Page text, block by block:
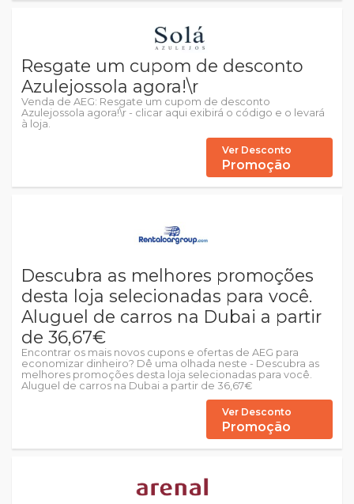
Resgate um cupom de desconto
Azulejossola agora!\r
Venda de AEG: Resgate um cupom de desconto
Azulejossola agora!\r - clicar aqui exibirá o código e o levará
à loja.
Ver Desconto
Promoção
Descubra as melhores promoções
desta loja selecionadas para você.
Aluguel de carros na Dubai a partir
de 36,67€
Encontrar os mais novos cupons e ofertas de AEG para
economizar dinheiro? Dê uma olhada neste - Descubra as
melhores promoções desta loja selecionadas para você.
Aluguel de carros na Dubai a partir de 36,67€
Ver Desconto
Promoção